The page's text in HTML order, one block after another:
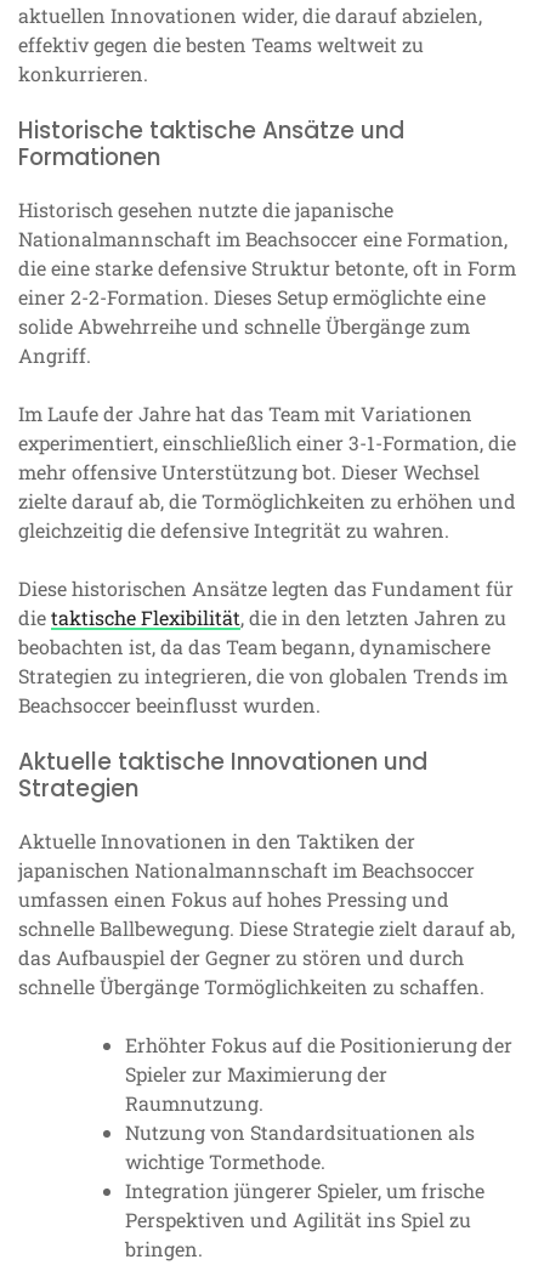
aktuellen Innovationen wider, die darauf abzielen,
effektiv gegen die besten Teams weltweit zu
konkurrieren.
Historische taktische Ansätze und
Formationen
Historisch gesehen nutzte die japanische
Nationalmannschaft im Beachsoccer eine Formation,
die eine starke defensive Struktur betonte, oft in Form
einer 2-2-Formation. Dieses Setup ermöglichte eine
solide Abwehrreihe und schnelle Übergänge zum
Angriff.
Im Laufe der Jahre hat das Team mit Variationen
experimentiert, einschließlich einer 3-1-Formation, die
mehr offensive Unterstützung bot. Dieser Wechsel
zielte darauf ab, die Tormöglichkeiten zu erhöhen und
gleichzeitig die defensive Integrität zu wahren.
Diese historischen Ansätze legten das Fundament für
dietaktische Flexibilität, die in den letzten Jahren zu
beobachten ist, da das Team begann, dynamischere
Strategien zu integrieren, die von globalen Trends im
Beachsoccer beeinflusst wurden.
Aktuelle taktische Innovationen und
Strategien
Aktuelle Innovationen in den Taktiken der
japanischen Nationalmannschaft im Beachsoccer
umfassen einen Fokus auf hohes Pressing und
schnelle Ballbewegung. Diese Strategie zielt darauf ab,
das Aufbauspiel der Gegner zu stören und durch
schnelle Übergänge Tormöglichkeiten zu schaffen.
Erhöhter Fokus auf die Positionierung der
Spieler zur Maximierung der
Raumnutzung.
Nutzung von Standardsituationen als
wichtige Tormethode.
Integration jüngerer Spieler, um frische
Perspektiven und Agilität ins Spiel zu
bringen.